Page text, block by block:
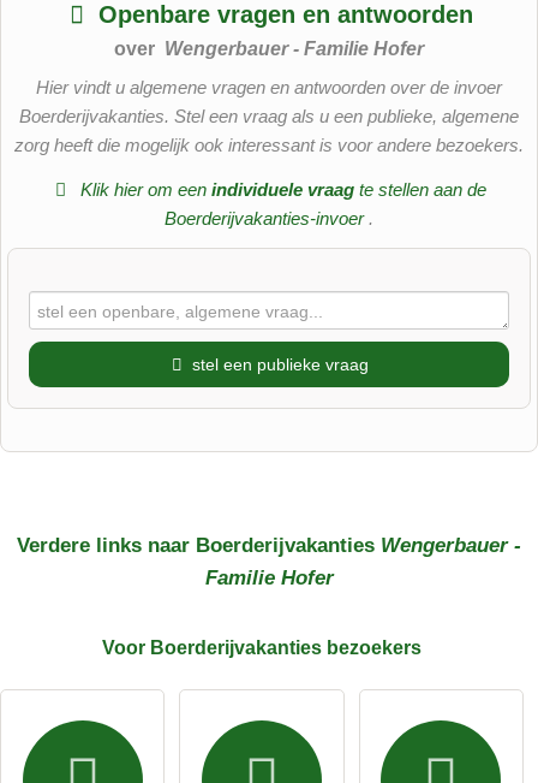
Openbare vragen en antwoorden
over Wengerbauer - Familie Hofer
Hier vindt u algemene vragen en antwoorden over de invoer
Boerderijvakanties. Stel een vraag als u een publieke, algemene
zorg heeft die mogelijk ook interessant is voor andere bezoekers.
Klik hier om een ​​individuele vraagte stellen aan de
Boerderijvakanties-invoer .
stel een publieke vraag
Ik accepteer hierbij dealgemene voorwaarden.
Verdere links naar Boerderijvakanties Wengerbauer -
Familie Hofer
Voor Boerderijvakanties bezoekers